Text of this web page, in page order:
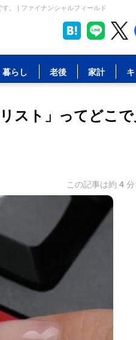
。 | ファイナンシャルフィールド
暮らし 老後 家計
スト」ってどこ
この記事は約 4 分